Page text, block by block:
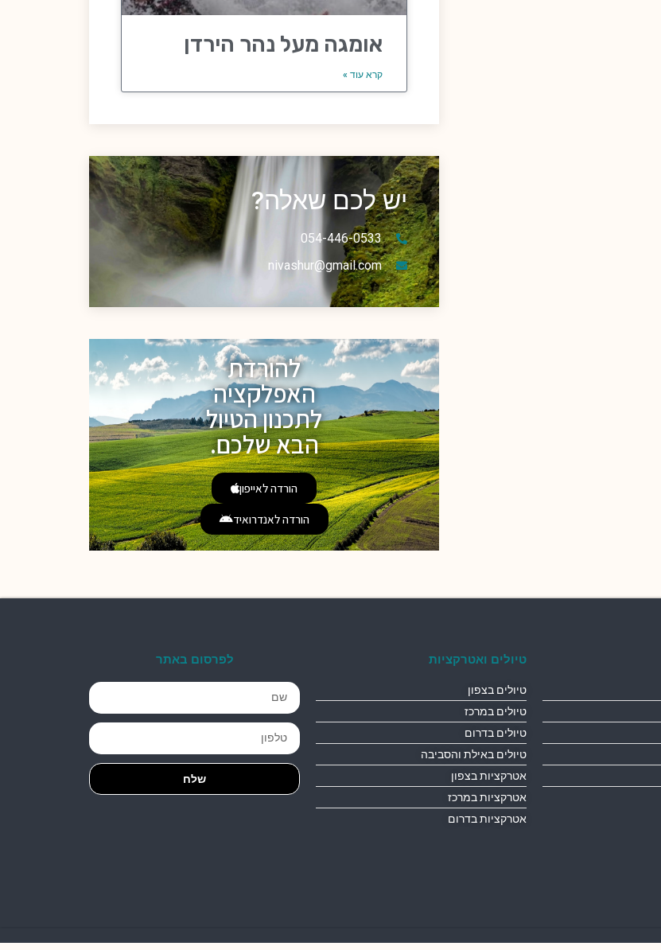
אומגה מעל נהר הירדן
קרא עוד »
יש לכם שאלה?
054-446-0533
nivashur@gmail.com
להורדת
האפלקציה
לתכנון הטיול
הבא שלכם.
הורדה לאייפון
הורדה לאנדרואיד
טיולים ואטרקציות
טיולים בצפון
טיולים במרכז
טיולים בדרום
טיולים באילת והסביבה
אטרקציות בצפון
אטרקציות במרכז
אטרקציות בדרום
לפרסום באתר
שלח